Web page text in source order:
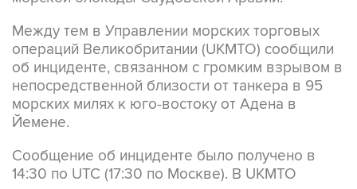
Между тем в Управлении морских торговых
операций Великобритании (UKMTO) сообщили
об инциденте, связанном с громким взрывом в
непосредственной близости от танкера в 95
морских милях к юго-востоку от Адена в
Йемене.
Сообщение об инциденте было получено в
14:30 по UTC (17:30 по Москве). В UKMTO